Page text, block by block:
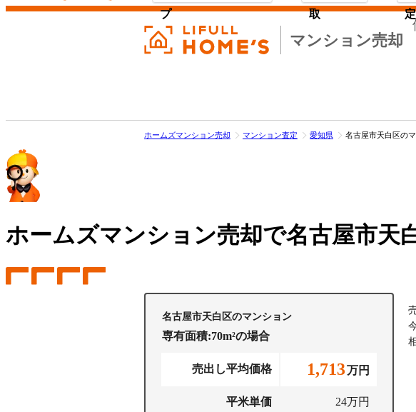
マンション売却
プ 取 定
ホームズマンション売却 マンション査定 愛知県 名古屋市天白区の
ホームズマンション売却で名古屋市天
名古屋市天白区のマンション
専有面積:70m²の場合
売出し平均価格 1,713万円
平米単価 24万円